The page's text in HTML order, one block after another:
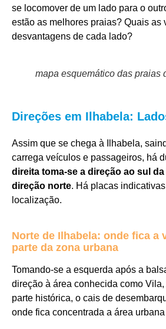
se locomover de um lado para o
estão as melhores praias? Quais as
desvantagens de cada lado?
mapa esquemático das praias
Direções em Ilhabela:
Assim que se chega à Ilhabela,
carrega veículos e passageiros, há
direita toma-se a direção ao sul
direção norte. Há placas
localização.
Norte de Ilhabela: onde fica a
parte da zona urbana
Tomando-se a esquerda após a
direção à área conhecida como
parte histórica, o cais de
onde fica concentrada a área